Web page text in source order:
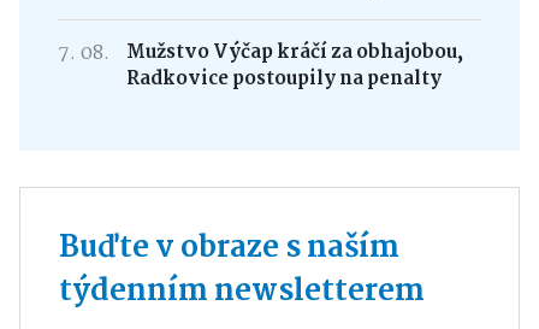
7. 08.
Mužstvo Výčap kráčí za obhajobou,
Radkovice postoupily na penalty
Buďte v obraze s naším
týdenním newsletterem